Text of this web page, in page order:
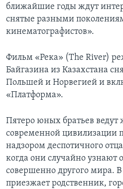
ближайшие годы ждут
снятые разными
кинематографистов».
Фильм «Река» (The River)
Байгазина из Казахстана
Польшей и Норвегией и
«Платформа».
Пятеро юных братьев ведут
современной цивилизации
надзором деспотичного
когда они случайно узнают
совершенно другого мира.
приезжает родственник,